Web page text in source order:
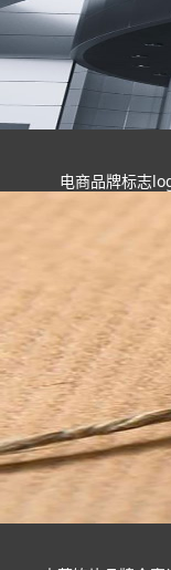
电商品牌标志